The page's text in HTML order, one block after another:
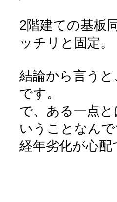
2階建ての基板
ッチリと固定。
結論から言う
です。
で、ある一点と
いうことなんで
経年劣化が心配